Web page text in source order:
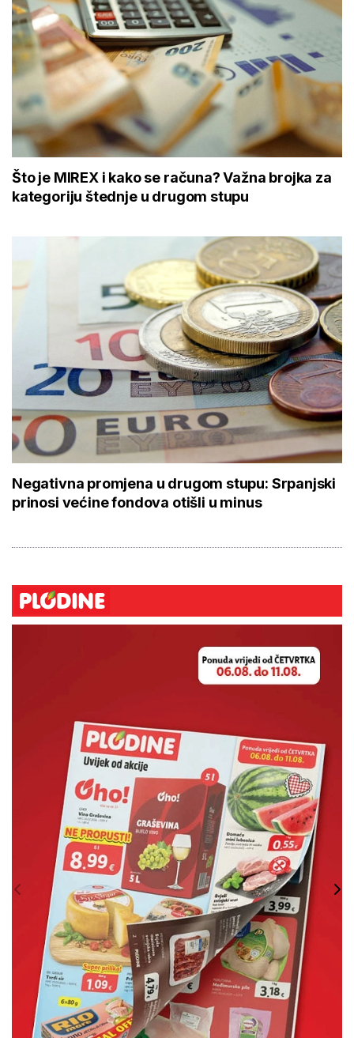
Što je MIREX i kako se računa? Važna brojka za
kategoriju štednje u drugom stupu
Negativna promjena u drugom stupu: Srpanjski
prinosi većine fondova otišli u minus